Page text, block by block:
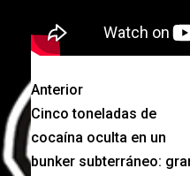
Anterior
Cinco toneladas de
cocaína oculta en un
bunker subterráneo: